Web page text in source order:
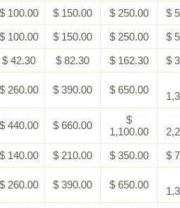
$ 100.00 $ 150.00 $ 250.00
$
$ 100.00 $ 150.00 $ 250.00
$
$ 42.30 $ 82.30 $ 162.30 $
$ 260.00 $ 390.00 $ 650.00
$ 440.00 $ 660.00
$
1,100.00
$ 140.00 $ 210.00 $ 350.00 $
$ 260.00 $ 390.00 $ 650.00